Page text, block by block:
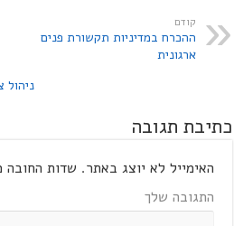
קודם
ההכרח במדיניות תקשורת פנים
ארגונית
ניהול
כתיבת תגובה
האימייל לא יוצג באתר. שדות החובה
התגובה שלך